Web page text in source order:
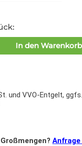
In den Warenkorb
und VVO-Entgelt, ggfs.
Anfrage